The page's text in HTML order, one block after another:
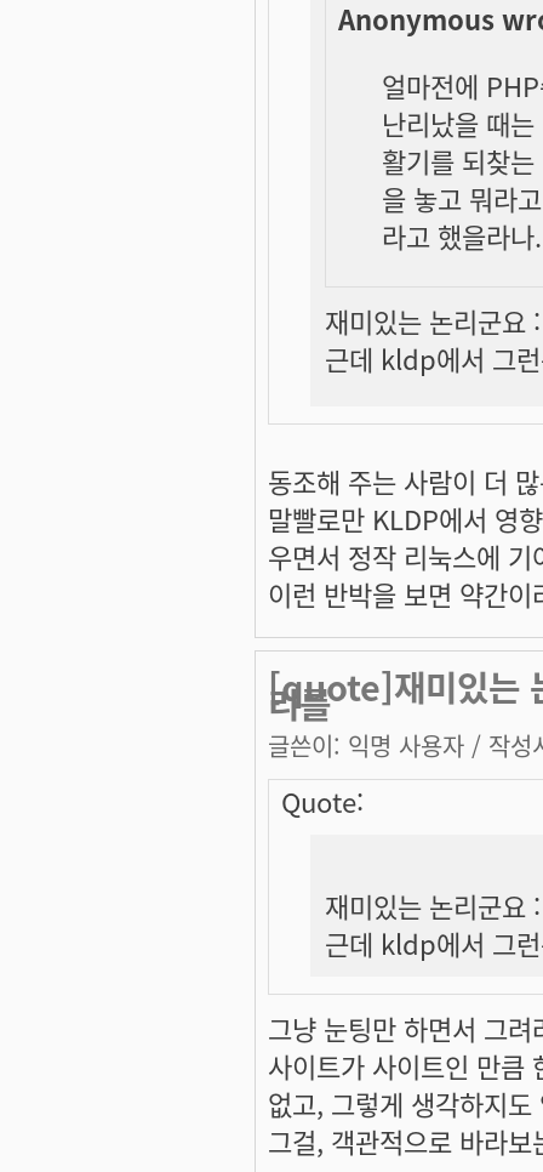
Anonymous
얼마전에
난리났을 때
활기를 되찾
을 놓고 뭐라
라고 했을라
재미있는 논리군요
근데 kldp에서 그
동조해 주는 사람이 더
말빨로만 KLDP에서 영
우면서 정작 리눅스에
이런 반박을 보면 약간
[quote]재미있는
리를
글쓴이: 익명 사용자 / 작성
Quote:
재미있는 논리군요
근데 kldp에서 그
그냥 눈팅만 하면서 그
사이트가 사이트인 만큼
없고, 그렇게 생각하지도
그걸, 객관적으로 바라